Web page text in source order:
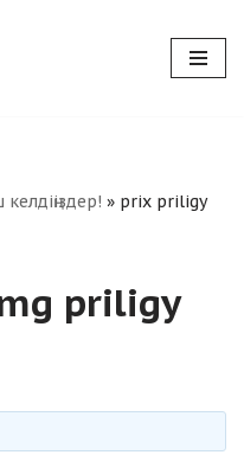
» prix priligy
priligy